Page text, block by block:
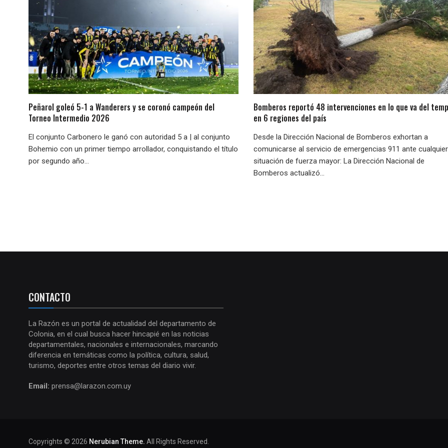
Peñarol goleó 5-1 a Wanderers y se coronó campeón del
Torneo Intermedio 2026
El conjunto Carbonero le ganó con autoridad 5 a | al conjunto
Bohemio con un primer tiempo arrollador, conquistando el título
por segundo año...
Bomberos reportó 48 intervenciones en lo que va del
en 6 regiones del país
Desde la Dirección Nacional de Bomberos exhortan a
comunicarse al servicio de emergencias 911 ante cualquier
situación de fuerza mayor: La Dirección Nacional de
Bomberos actualizó...
CONTACTO
La Razón es un portal de actualidad del departamento de
Colonia, en el cual busca hacer hincapié en las noticias
departamentales, nacionales e internacionales, marcando
diferencia en temáticas como la política, cultura, salud,
turismo, deportes entre otros temas del diario vivir.
Email: prensa@larazon.com.uy
Copyrights © 2026 Nerubian Theme. All Rights Reserved.